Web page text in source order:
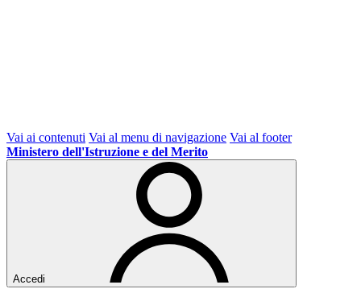
Vai ai contenuti Vai al menu di navigazione Vai al footer
Ministero dell'Istruzione e del Merito
Accedi